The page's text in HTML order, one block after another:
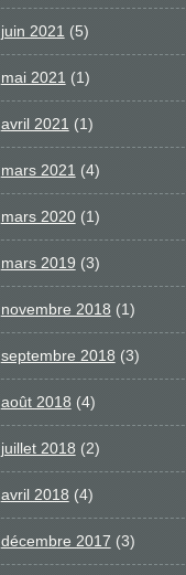
juin 2021 (5)
mai 2021 (1)
avril 2021 (1)
mars 2021 (4)
mars 2020(1)
mars 2019 (3)
novembre 2018 (1)
septembre 2018 (3)
août 2018 (4)
juillet 2018 (2)
avril 2018 (4)
décembre 2017 (3)